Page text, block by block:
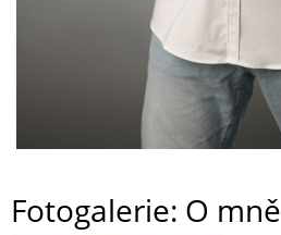
Fotogalerie: O mně